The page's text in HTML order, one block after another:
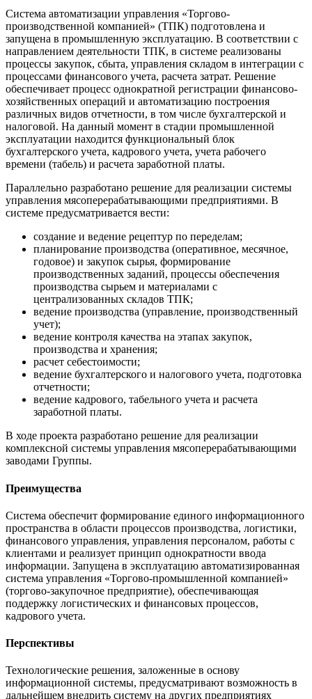
Система автоматизации управления «Торгово-
производственной компанией» (ТПК) подготовлена и
запущена в промышленную эксплуатацию. В соответствии с
направлением деятельности ТПК, в системе реализованы
процессы закупок, сбыта, управления складом в интеграции с
процессами финансового учета, расчета затрат. Решение
обеспечивает процесс однократной регистрации финансово-
хозяйственных операций и автоматизацию построения
различных видов отчетности, в том числе бухгалтерской и
налоговой. На данный момент в стадии промышленной
эксплуатации находится функциональный блок
бухгалтерского учета, кадрового учета, учета рабочего
времени (табель) и расчета заработной платы.
Параллельно разработано решение для реализации системы
управления мясоперерабатывающими предприятиями. В
системе предусматривается вести:
создание и ведение рецептур по переделам;
планирование производства (оперативное, месячное,
годовое) и закупок сырья, формирование
производственных заданий, процессы обеспечения
производства сырьем и материалами с
централизованных складов ТПК;
ведение производства (управление, производственный
учет);
ведение контроля качества на этапах закупок,
производства и хранения;
расчет себестоимости;
ведение бухгалтерского и налогового учета, подготовка
отчетности;
ведение кадрового, табельного учета и расчета
заработной платы.
В ходе проекта разработано решение для реализации
комплексной системы управления мясоперерабатывающими
заводами Группы.
Преимущества
Система обеспечит формирование единого информационного
пространства в области процессов производства, логистики,
финансового управления, управления персоналом, работы с
клиентами и реализует принцип однократности ввода
информации. Запущена в эксплуатацию автоматизированная
система управления «Торгово-промышленной компанией»
(торгово-закупочное предприятие), обеспечивающая
поддержку логистических и финансовых процессов,
кадрового учета.
Перспективы
Технологические решения, заложенные в основу
информационной системы, предусматривают возможность в
дальнейшем внедрить систему на других предприятиях